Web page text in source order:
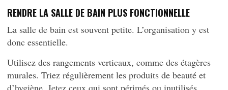
RENDRE LA SALLE DE BAIN PLUS FONCTIONNELLE
La salle de bain est souvent petite. L’organisation y est
donc essentielle.
Utilisez des rangements verticaux, comme des étagères
murales. Triez régulièrement les produits de beauté et
d’hygiène. Jetez ceux qui sont périmés ou inutilisés.